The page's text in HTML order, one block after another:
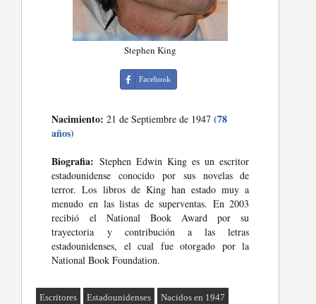
Stephen King
Facebook
Nacimiento: 21 de Septiembre de 1947(78
años)
Biografia: Stephen Edwin King es un escritor
estadounidense conocido por sus novelas de
terror. Los libros de King han estado muy a
menudo en las listas de superventas. En 2003
recibió el National Book Award por su
trayectoria y contribución a las letras
estadounidenses, el cual fue otorgado por la
National Book Foundation.
Escritores Estadounidenses Nacidos en 1947